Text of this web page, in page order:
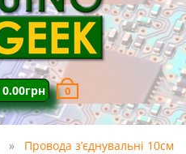
0.00грн 0
Провода з’єднувальні 10см